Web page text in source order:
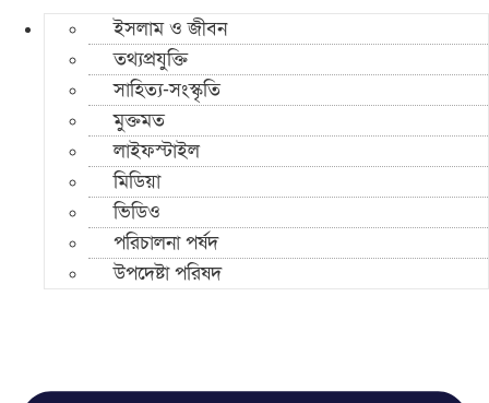
ইসলাম ও জীবন
তথ্যপ্রযুক্তি
সাহিত্য-সংস্কৃতি
মুক্তমত
লাইফস্টাইল
মিডিয়া
ভিডিও
পরিচালনা পর্ষদ
উপদেষ্টা পরিষদ